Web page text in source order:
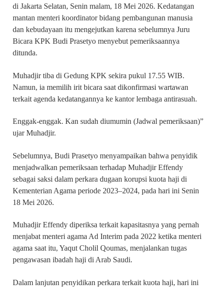
di Jakarta Selatan, Senin malam, 18 Mei 2026. Kedatangan
mantan menteri koordinator bidang pembangunan manusia
dan kebudayaan itu mengejutkan karena sebelumnya Juru
Bicara KPK Budi Prasetyo menyebut pemeriksaannya
ditunda.
Muhadjir tiba di Gedung KPK sekira pukul 17.55 WIB.
Namun, ia memilih irit bicara saat dikonfirmasi wartawan
terkait agenda kedatangannya ke kantor lembaga antirasuah.
Enggak-enggak. Kan sudah diumumin (Jadwal pemeriksaan)”
ujar Muhadjir.
Sebelumnya, Budi Prasetyo menyampaikan bahwa penyidik
menjadwalkan pemeriksaan terhadap Muhadjir Effendy
sebagai saksi dalam perkara dugaan korupsi kuota haji di
Kementerian Agama periode 2023–2024, pada hari ini Senin
18 Mei 2026.
Muhadjir Effendy diperiksa terkait kapasitasnya yang pernah
menjabat menteri agama Ad Interim pada 2022 ketika menteri
agama saat itu, Yaqut Cholil Qoumas, menjalankan tugas
pengawasan ibadah haji di Arab Saudi.
Dalam lanjutan penyidikan perkara terkait kuota haji, hari ini